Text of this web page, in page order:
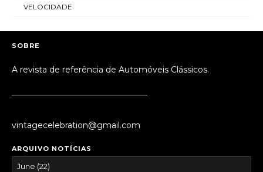
VELOCIDADE
SOBRE
A revista de referência de Automóveis Clássicos.
vintagecelebration@gmail.com
ARQUIVO NOTÍCIAS